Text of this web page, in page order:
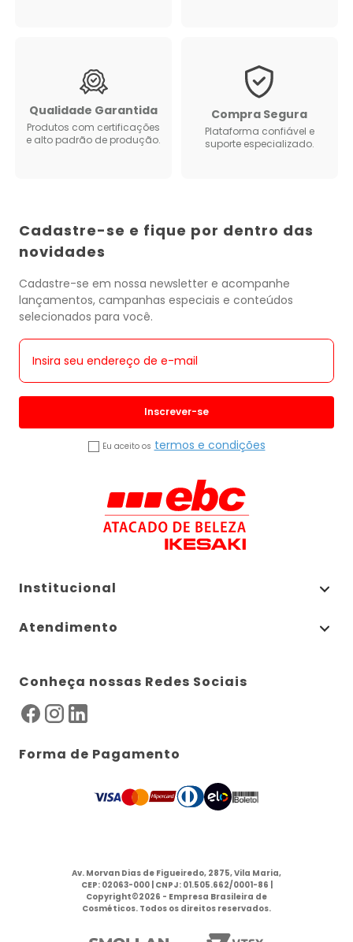
Qualidade Garantida
Produtos com certificações
e alto padrão de produção.
Compra Segura
Plataforma confiável e
suporte especializado.
Cadastre-se e fique por dentro das
novidades
Cadastre-se em nossa newsletter e acompanhe
lançamentos, campanhas especiais e conteúdos
selecionados para você.
Inscrever-se
Eu aceito os termos e condições
Institucional
Atendimento
Conheça nossas Redes Sociais
Forma de Pagamento
Av. Morvan Dias de Figueiredo, 2875, Vila Maria,
CEP: 02063-000 | CNPJ: 01.505.662/0001-86 |
Copyright©2026 - Empresa Brasileira de
Cosméticos. Todos os direitos reservados.